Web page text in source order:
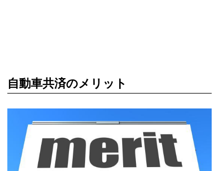
自動車共済のメリット